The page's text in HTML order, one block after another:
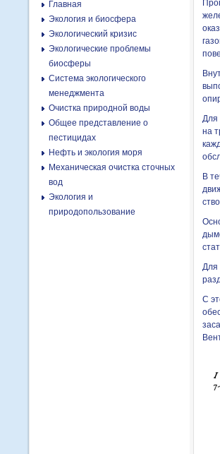
Главная
Экология и биосфера
Экологический кризис
Экологические проблемы
биосферы
Система экологического
менеджмента
Очистка природной воды
Общее представление о
пестицидах
Нефть и экология моря
Механическая очистка сточных
вод
Экология и
природопользование
Для
на
В
Для
С